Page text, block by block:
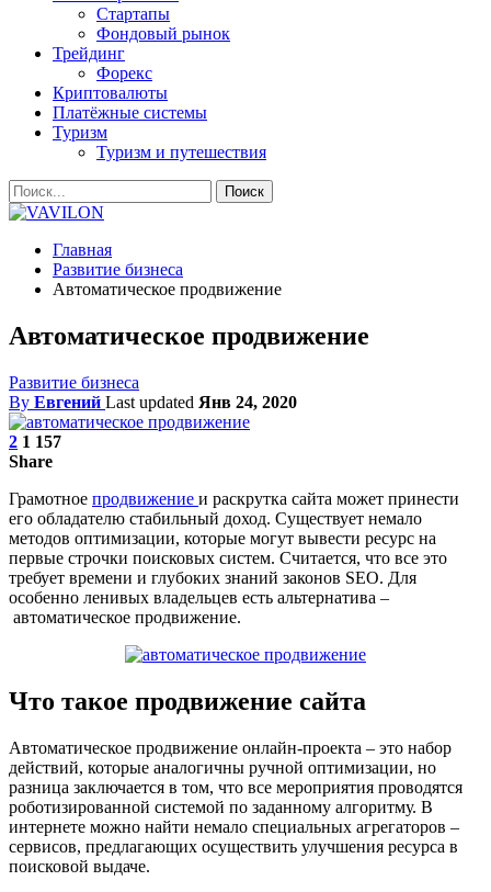
Стартапы
Фондовый рынок
Трейдинг
Форекс
Криптовалюты
Платёжные системы
Туризм
Туризм и путешествия
Главная
Развитие бизнеса
Автоматическое продвижение
Автоматическое продвижение
Развитие бизнеса
By Евгений Last updated Янв 24, 2020
2 1 157
Share
Грамотное продвижение и раскрутка сайта может принести
его обладателю стабильный доход. Существует немало
методов оптимизации, которые могут вывести ресурс на
первые строчки поисковых систем. Считается, что все это
требует времени и глубоких знаний законов SEO. Для
особенно ленивых владельцев есть альтернатива –
автоматическое продвижение.
Что такое продвижение сайта
Автоматическое продвижение онлайн-проекта – это набор
действий, которые аналогичны ручной оптимизации, но
разница заключается в том, что все мероприятия проводятся
роботизированной системой по заданному алгоритму. В
интернете можно найти немало специальных агрегаторов –
сервисов, предлагающих осуществить улучшения ресурса в
поисковой выдаче.